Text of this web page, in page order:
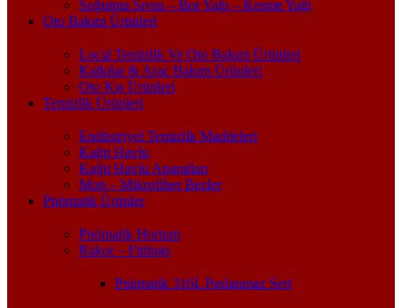
Soğutma Sıvısı – Bor Yağı – Kesme Yağı
Oto Bakım Ürünleri
Local Temizlik Ve Oto Bakım Ürünleri
Katkılar & Araç Bakım Ürünleri
Oto Kış Ürünleri
Temizlik Ürünleri
Endüstriyel Temizlik Maddeleri
Kağıt Havlu
Kağıt Havlu Aparatları
Mop – Mikrofiber Bezler
Pnömatik Ürünler
Pnömatik Hortum
Rakor – Fittings
Pnömatik 316L Paslanmaz Seri